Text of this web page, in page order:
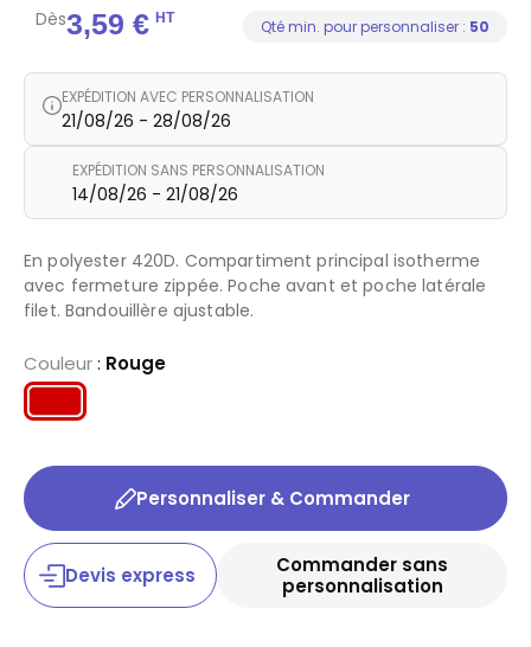
Dès3,59 € HT Qté min. pour personnaliser : 50
EXPÉDITION AVEC PERSONNALISATION
21/08/26 - 28/08/26
EXPÉDITION SANS PERSONNALISATION
14/08/26 - 21/08/26
En polyester 420D. Compartiment principal isotherme
avec fermeture zippée. Poche avant et poche latérale
filet. Bandouillère ajustable.
Couleur: Rouge
Personnaliser & Commander
Devis express
Commander sans
personnalisation